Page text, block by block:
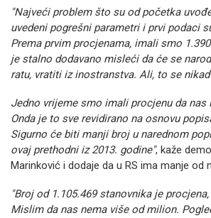
"Najveći problem što su od početka
uvedeni pogrešni parametri i prvi podaci
Prema prvim procjenama, imali smo
je stalno dodavano misleći da će se
ratu, vratiti iz inostranstva. Ali, to se
Jedno vrijeme smo imali procjenu da nas
Onda je to sve revidirano na osnovu
Sigurno će biti manji broj u narednom
ovaj prethodni iz 2013. godine", kaže
Marinković i dodaje da u RS ima manje od
"Broj od 1.105.469 stanovnika je
Mislim da nas nema više od milion.